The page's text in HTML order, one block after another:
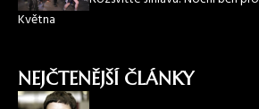
Května
NEJČTENĚJŠÍ ČLÁNKY